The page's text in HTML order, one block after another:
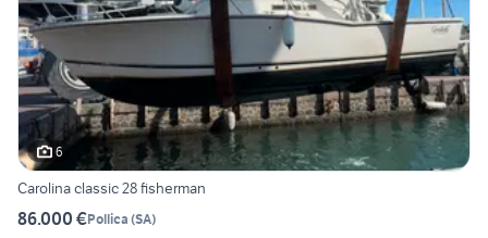
6
Carolina classic 28 fisherman
86.000 €Pollica (SA)